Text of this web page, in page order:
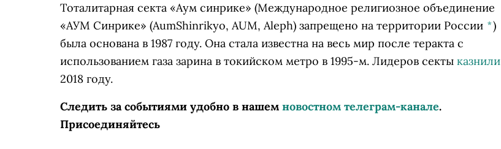
Тоталитарная секта «Аум синрике» (Международное религиозное объединение
«АУМ Синрике» (AumShinrikyo, AUM, Aleph) запрещено на территории России *)
была основана в 1987 году. Она стала известна на весь мир после теракта с
использованием газа зарина в токийском метро в 1995-м. Лидеров секты казнили
2018 году.
Следить за событиями удобно в нашем новостном телеграм-канале.
Присоединяйтесь